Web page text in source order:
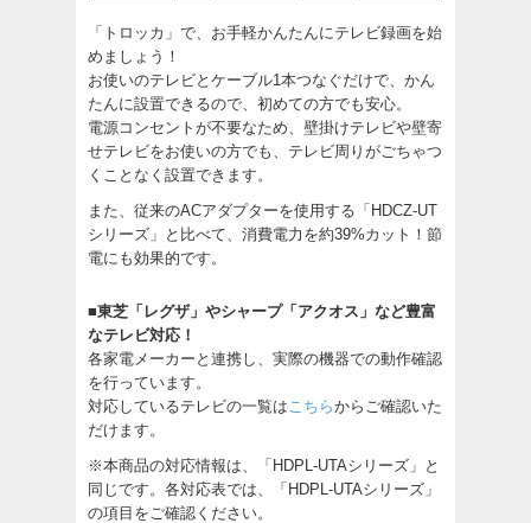
「トロッカ」で、お手軽かんたんにテレビ録画を始
めましょう！
お使いのテレビとケーブル1本つなぐだけで、かん
たんに設置できるので、初めての方でも安心。
電源コンセントが不要なため、壁掛けテレビや壁寄
せテレビをお使いの方でも、テレビ周りがごちゃつ
くことなく設置できます。
また、従来のACアダプターを使用する「HDCZ-UT
シリーズ」と比べて、消費電力を約39%カット！節
電にも効果的です。
■東芝「レグザ」やシャープ「アクオス」など豊富
なテレビ対応！
各家電メーカーと連携し、実際の機器での動作確認
を行っています。
対応しているテレビの一覧はこちらからご確認いた
だけます。
※本商品の対応情報は、「HDPL-UTAシリーズ」と
同じです。各対応表では、「HDPL-UTAシリーズ」
の項目をご確認ください。